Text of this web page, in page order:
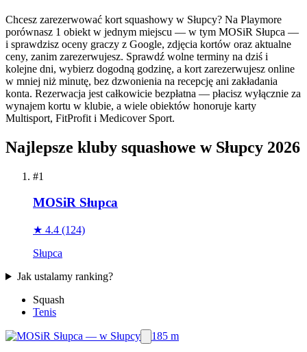
Chcesz zarezerwować kort squashowy w Słupcy? Na Playmore
porównasz 1 obiekt w jednym miejscu — w tym MOSiR Słupca —
i sprawdzisz oceny graczy z Google, zdjęcia kortów oraz aktualne
ceny, zanim zarezerwujesz. Sprawdź wolne terminy na dziś i
kolejne dni, wybierz dogodną godzinę, a kort zarezerwujesz online
w mniej niż minutę, bez dzwonienia na recepcję ani zakładania
konta. Rezerwacja jest całkowicie bezpłatna — płacisz wyłącznie za
wynajem kortu w klubie, a wiele obiektów honoruje karty
Multisport, FitProfit i Medicover Sport.
Najlepsze kluby squashowe w Słupcy 2026
#1
MOSiR Słupca
★ 4.4 (124)
Słupca
Jak ustalamy ranking?
Squash
Tenis
185 m